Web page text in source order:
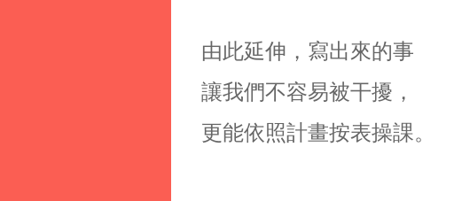
由此延伸，寫出來的事
讓我們不容易被干擾，
更能依照計畫按表操課。